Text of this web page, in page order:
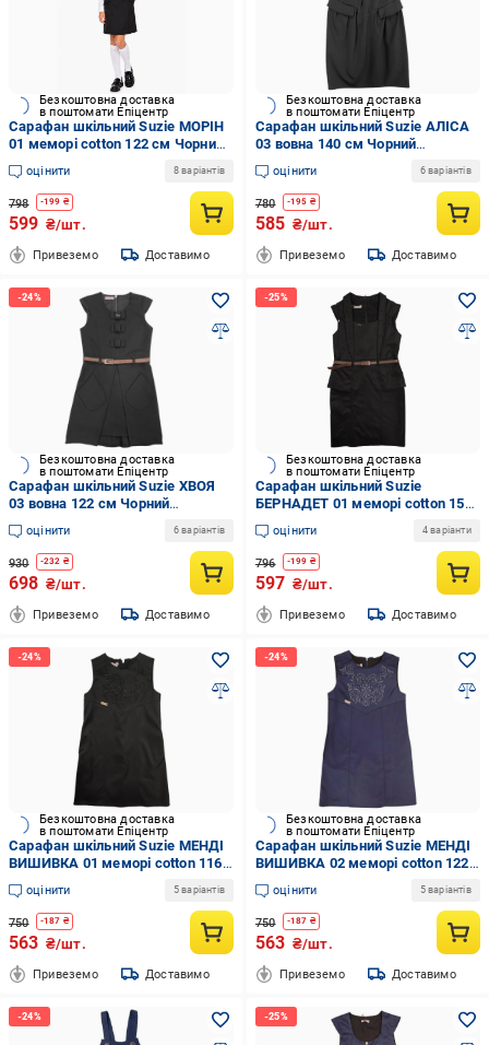
Безкоштовна доставка
в поштомати Епіцентр
Сарафан шкільний Suzie МОРІН
01 меморі cotton 122 см Чорний
(3913_122)
оцінити 8 варіантів
798 -199 ₴
599 ₴/шт.
Привеземо Доставимо
Безкоштовна доставка
в поштомати Епіцентр
Сарафан шкільний Suzie АЛІСА
03 вовна 140 см Чорний
(900501_140)
оцінити 6 варіантів
780 -195 ₴
585 ₴/шт.
Привеземо Доставимо
Безкоштовна доставка
в поштомати Епіцентр
Сарафан шкільний Suzie ХВОЯ
03 вовна 122 см Чорний
(159501_122)
оцінити 6 варіантів
930 -232 ₴
698 ₴/шт.
Привеземо Доставимо
Безкоштовна доставка
в поштомати Епіцентр
Сарафан шкільний Suzie
БЕРНАДЕТ 01 меморі cotton 158
см Чорний (146301_158)
оцінити 4 варіанти
796 -199 ₴
597 ₴/шт.
Привеземо Доставимо
Безкоштовна доставка
в поштомати Епіцентр
Сарафан шкільний Suzie МЕНДІ
ВИШИВКА 01 меморі cotton 116
см Чорний (269801_116)
оцінити 5 варіантів
750 -187 ₴
563 ₴/шт.
Привеземо Доставимо
Безкоштовна доставка
в поштомати Епіцентр
Сарафан шкільний Suzie МЕНДІ
ВИШИВКА 02 меморі cotton 122
см Синій (390501_122)
оцінити 5 варіантів
750 -187 ₴
563 ₴/шт.
Привеземо Доставимо